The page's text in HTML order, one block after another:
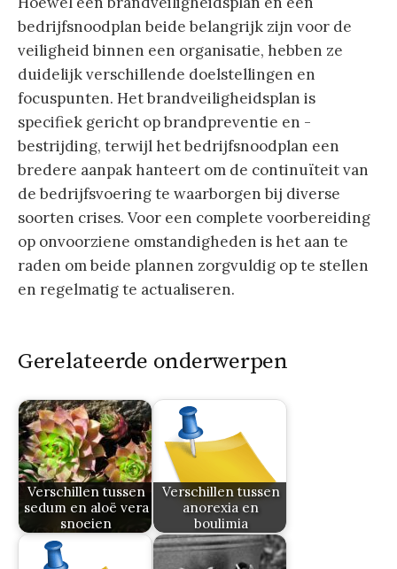
bedrijfsnoodplan beide belangrijk zijn voor de
veiligheid binnen een organisatie, hebben ze
duidelijk verschillende doelstellingen en
focuspunten. Het brandveiligheidsplan is
specifiek gericht op brandpreventie en -
bestrijding, terwijl het bedrijfsnoodplan een
bredere aanpak hanteert om de continuïteit van
de bedrijfsvoering te waarborgen bij diverse
soorten crises. Voor een complete voorbereiding
op onvoorziene omstandigheden is het aan te
raden om beide plannen zorgvuldig op te stellen
en regelmatig te actualiseren.
Gerelateerde onderwerpen
Verschillen tussen
sedum en aloë vera
snoeien
Verschillen tussen
anorexia en
boulimia